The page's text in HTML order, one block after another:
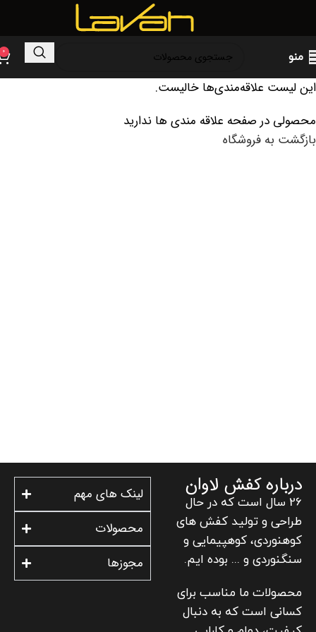
منو 0
این لیست علاقه‌مندی‌ها خالیست.
محصولی در صفحه علاقه مندی ها ندارید
بازگشت به فروشگاه
درباره کفش لاوان
26 سال است که در حال
طراحی و تولید کفش های
کوهنوردی، کوهپیمایی و
سنگنوردی و ... بوده ایم.
محصولات ما مناسب برای
کسانی است که به دنبال
لینک های مهم
محصولات
مجوزها